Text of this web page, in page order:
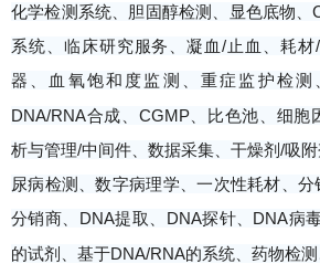
化学检测系统、胆固醇检测、显色底物、
系统、临床研究服务、凝血/止血、耗
器、血氧饱和度监测、重症监护检测
DNA/RNA合成、CGMP、比色池、细胞
析与管理/中间件、数据采集、干燥剂/吸
尿病检测、数字病理学、一次性耗材、
分销商、DNA提取、DNA探针、DNA病
的试剂、基于DNA/RNA的系统、药物检测